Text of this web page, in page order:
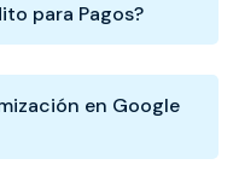
para Pagos?
en Google